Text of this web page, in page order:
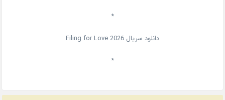
*
دانلود سریال Filing for Love 2026
*